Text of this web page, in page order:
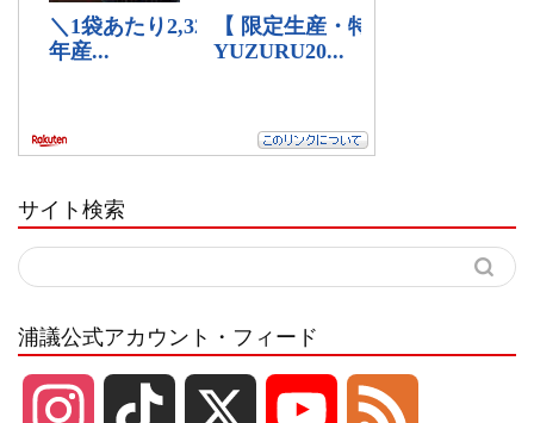
サイト検索
浦議公式アカウント・フィード